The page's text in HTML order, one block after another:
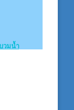
วมน้ำ